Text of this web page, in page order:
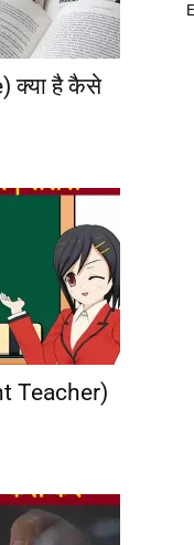
क्या है कैसे
Teacher)